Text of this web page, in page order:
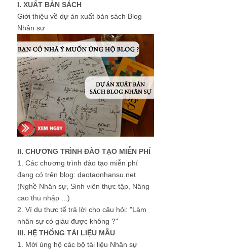
I. XUẤT BẢN SÁCH
Giới thiệu về dự án xuất bản sách Blog
Nhân sự
II. CHƯƠNG TRÌNH ĐÀO TẠO MIỄN PHÍ
1. Các chương trình đào tạo miễn phí
đang có trên blog: daotaonhansu.net
(Nghề Nhân sự, Sinh viên thực tập, Nâng
cao thu nhập ...)
2. Ví dụ thực tế trả lời cho câu hỏi: "Làm
nhân sự có giàu được không ?"
III. HỆ THỐNG TÀI LIỆU MẪU
1. Mời ủng hộ các bộ tài liệu Nhân sự